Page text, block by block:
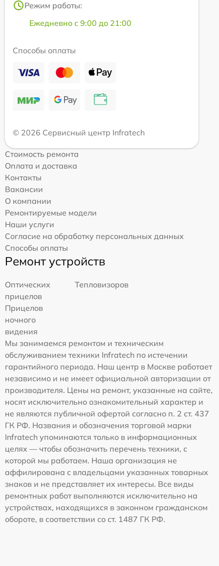
Режим работы:
Ежедневно с 9:00 до 21:00
Способы оплаты
© 2026 Сервисный центр Infratech
Стоимость ремонта
Оплата и доставка
Контакты
Вакансии
О компании
Ремонтируемые модели
Наши услуги
Согласие на обработку персональных данных
Способы оплаты
Ремонт устройств
Оптических
прицелов
Тепловизоров
Прицелов
ночного
видения
Мы занимаемся ремонтом и техническим
обслуживанием техники Infratech по истечении
гарантийного периода. Наш центр в Москве работает
независимо и не имеет официальной авторизации от
производителя. Цены на ремонт, указанные на сайте,
носят исключительно ознакомительный характер и
не являются публичной офертой согласно п. 2 ст. 437
ГК РФ. Названия и обозначения торговой марки
Infratech упоминаются только в информационных
целях — чтобы обозначить перечень техники, с
которой мы работаем. Наша организация не
аффилирована с владельцами указанных товарных
знаков и не представляет их интересы. Все виды
ремонтных работ выполняются исключительно на
устройствах, находящихся в законном гражданском
обороте, в соответствии со ст. 1487 ГК РФ.